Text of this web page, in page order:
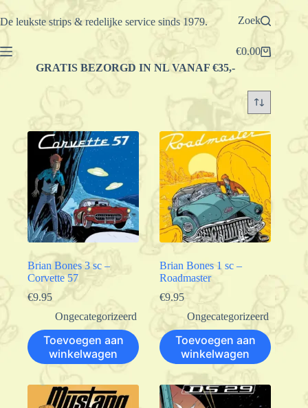
Ga
naar
De leukste strips & redelijke service sinds 1979. Zoek
Winkelwagen
€0.00
GRATIS BEZORGD IN NL VANAF €35,-
Brian Bones 3 sc –
Corvette 57
€9.95
Ongecategorizeerd
Toevoegen aan
winkelwagen
Brian Bones 1 sc –
Roadmaster
€9.95
Ongecategorizeerd
Toevoegen aan
winkelwagen